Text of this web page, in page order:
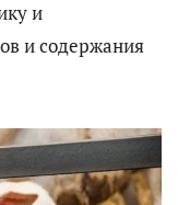
и
и содержания